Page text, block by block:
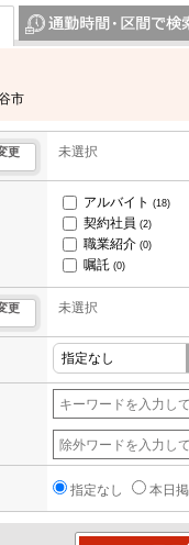
市
更 未選択
アルバイト (18)
契約社員 (2)
職業紹介 (0)
嘱託 (0)
更 未選択
指定なし 本日